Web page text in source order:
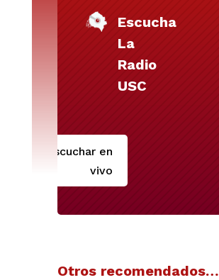
Escucha
La
Radio
USC
Escuchar en
vivo
Otros recomendados…